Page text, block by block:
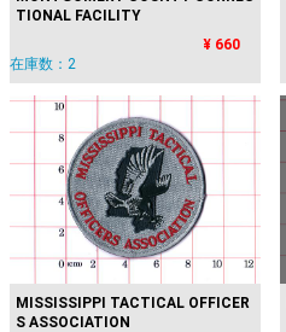
TIONAL FACILITY
¥ 660
在庫数：2
MISSISSIPPI TACTICAL OFFICER
S ASSOCIATION